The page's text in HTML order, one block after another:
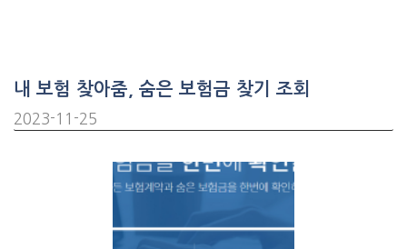
내 보험 찾아줌, 숨은 보험금 찾기 조회
2023-11-25